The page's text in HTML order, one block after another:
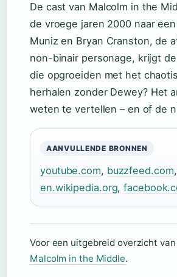
De cast van Malcolm in the
de vroege jaren 2000 naar
Muniz en Bryan Cranston, de
non-binair personage, krijgt
die opgroeiden met het
herhalen zonder Dewey? Het
weten te vertellen – en of de
AANVULLENDE BRONNEN
youtube.com, buzzfeed.com
en.wikipedia.org,
Voor een uitgebreid overzicht
Malcolm in the Middle.